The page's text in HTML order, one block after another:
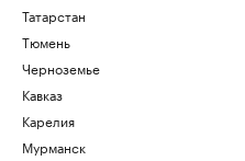
Татарстан
Тюмень
Черноземье
Кавказ
Карелия
Мурманск